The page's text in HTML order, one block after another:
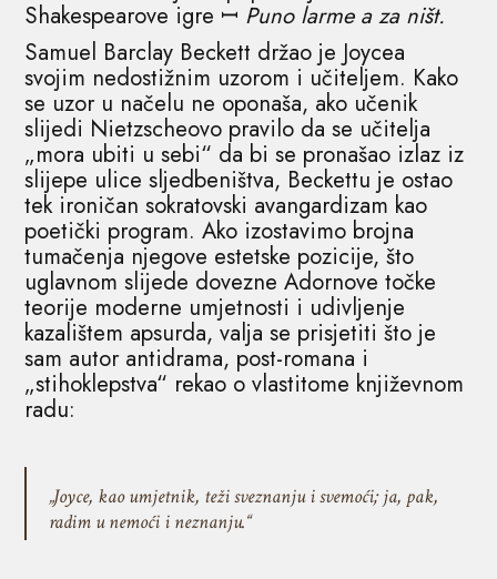
Shakespearove igre ꟷ Puno larme a za ništ.
Samuel Barclay Beckett držao je Joycea
svojim nedostižnim uzorom i učiteljem. Kako
se uzor u načelu ne oponaša, ako učenik
slijedi Nietzscheovo pravilo da se učitelja
„mora ubiti u sebi“ da bi se pronašao izlaz iz
slijepe ulice sljedbeništva, Beckettu je ostao
tek ironičan sokratovski avangardizam kao
poetički program. Ako izostavimo brojna
tumačenja njegove estetske pozicije, što
uglavnom slijede dovezne Adornove točke
teorije moderne umjetnosti i udivljenje
kazalištem apsurda, valja se prisjetiti što je
sam autor antidrama, post-romana i
„stihoklepstva“ rekao o vlastitome književnom
radu:
„Joyce, kao umjetnik, teži sveznanju i svemoći; ja, pak,
radim u nemoći i neznanju.“